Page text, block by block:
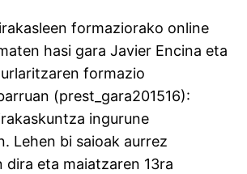
formaziorako online
hasi gara Javier Encina eta
formazio
(prest_gara201516):
ingurune
Lehen bi saioak aurrez
dira eta maiatzaren 13ra